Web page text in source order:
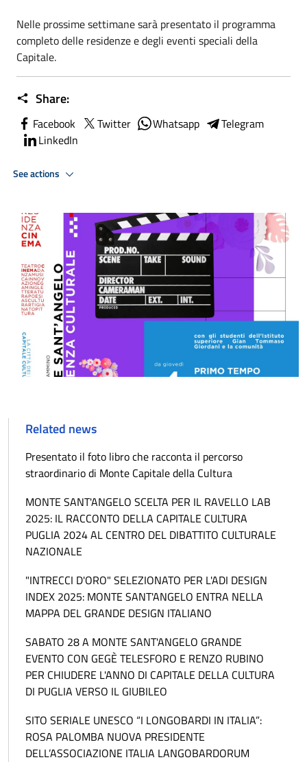
Nelle prossime settimane sarà presentato il programma
completo delle residenze e degli eventi speciali della
Capitale.
Share:
Facebook Twitter Whatsapp
Telegram
LinkedIn
See actions
Related news
Presentato il foto libro che racconta il percorso
straordinario di Monte Capitale della Cultura
MONTE SANT'ANGELO SCELTA PER IL RAVELLO LAB
2025: IL RACCONTO DELLA CAPITALE CULTURA
PUGLIA 2024 AL CENTRO DEL DIBATTITO CULTURALE
NAZIONALE
"INTRECCI D'ORO" SELEZIONATO PER L'ADI DESIGN
INDEX 2025: MONTE SANT'ANGELO ENTRA NELLA
MAPPA DEL GRANDE DESIGN ITALIANO
SABATO 28 A MONTE SANT'ANGELO GRANDE
EVENTO CON GEGÈ TELESFORO E RENZO RUBINO
PER CHIUDERE L'ANNO DI CAPITALE DELLA CULTURA
DI PUGLIA VERSO IL GIUBILEO
SITO SERIALE UNESCO “I LONGOBARDI IN ITALIA”:
ROSA PALOMBA NUOVA PRESIDENTE
DELL’ASSOCIAZIONE ITALIA LANGOBARDORUM